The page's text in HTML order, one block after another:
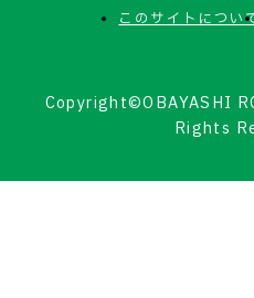
このサイトについ
Copyright©OBAYASHI
Rights